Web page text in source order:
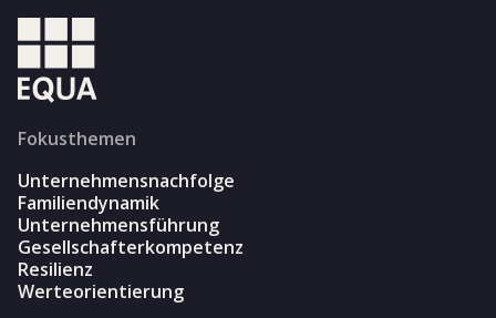
Fokusthemen
Unternehmensnachfolge
Familiendynamik
Unternehmensführung
Gesellschafterkompetenz
Resilienz
Werteorientierung